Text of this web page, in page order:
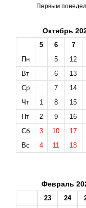
Первым
Октябрь
5 6
7
Пн
5
12
Вт
6
13
Ср
7
14
Чт
1 8
15
Пт
2 9
16
Сб
3 10
17
Вс
4 11 18
Февраль
23 24